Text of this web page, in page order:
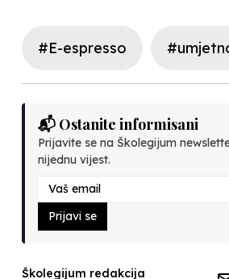
#E-espresso
📬 Ostanite informisani
Prijavite se na Školegijum
nijednu vijest.
Prijavi se
Školegijum redakcija